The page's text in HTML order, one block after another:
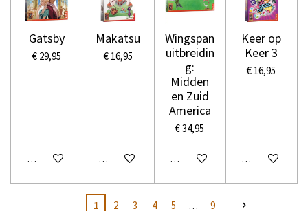
Gatsby
€ 29,95
In winkelwagen
Makatsu
€ 16,95
In winkelwagen
Wingspan
uitbreidin
g:
Midden
en Zuid
America
€ 34,95
In winkelwagen
Keer op
Keer 3
€ 16,95
In winkelwagen
1 2 3 4 5 9